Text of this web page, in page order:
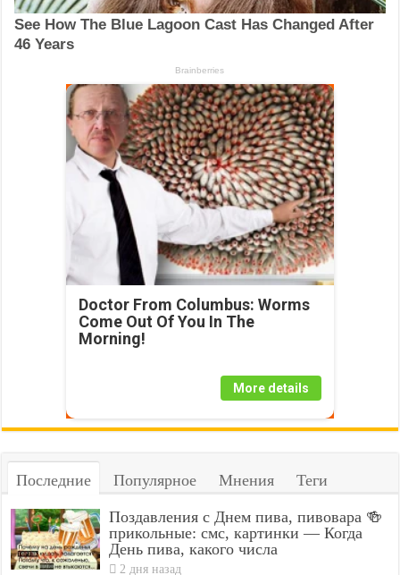
Doctor From Columbus: Worms
Come Out Of You In The
Morning!
More details
Последние Популярное Мнения Теги
Поздавления с Днем пива, пивовара 🍻
прикольные: смс, картинки — Когда
День пива, какого числа
2 дня назад